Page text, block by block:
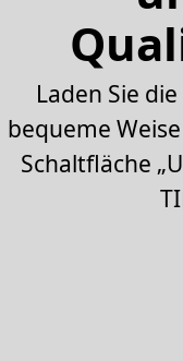
Laden Sie
bequeme
Schaltfläche